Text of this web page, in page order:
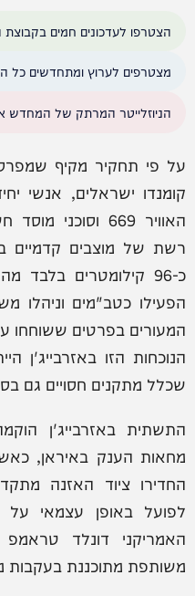
הצטרפו לעדכונים חמים
מצטרפים לערוץ ומתחדשים כל
הניוזלייטר המרתק של המחדש
קומנדו ישראלים, אנשי
האוויר 669
רשת של מוצבים קדמיים
כ-96 קילומטרים
הפעילו כטב"מים וניהלו
המעורים בפרטים ששוחחו
הנוכחות הזו
שכלל מתקנים חסויים גם
התשתית באזרבייג'ן
מחאות הענק באיראן,
החדירו ציוד האזנה
לפועל באופן עצמאי על
האמריקני דונלד
משותפת מתוכננת בעקבות